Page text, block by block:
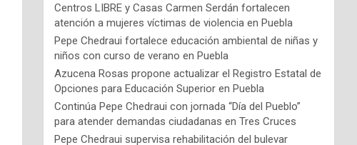
Centros LIBRE y Casas Carmen Serdán fortalecen
atención a mujeres víctimas de violencia en Puebla
Pepe Chedraui fortalece educación ambiental de niñas y
niños con curso de verano en Puebla
Azucena Rosas propone actualizar el Registro Estatal de
Opciones para Educación Superior en Puebla
Continúa Pepe Chedraui con jornada “Día del Pueblo”
para atender demandas ciudadanas en Tres Cruces
Pepe Chedraui supervisa rehabilitación del bulevar